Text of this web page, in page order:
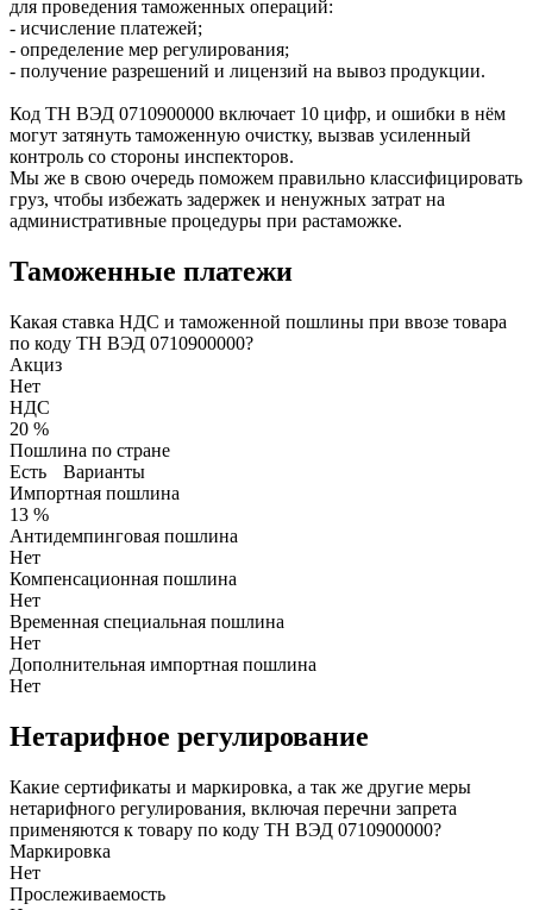
для проведения таможенных операций:
- исчисление платежей;
- определение мер регулирования;
- получение разрешений и лицензий на вывоз продукции.
Код ТН ВЭД 0710900000 включает 10 цифр, и ошибки в нём
могут затянуть таможенную очистку, вызвав усиленный
контроль со стороны инспекторов.
Мы же в свою очередь поможем правильно классифицировать
груз, чтобы избежать задержек и ненужных затрат на
административные процедуры при растаможке.
Таможенные платежи
Какая ставка НДС и таможенной пошлины при ввозе товара
по коду ТН ВЭД 0710900000?
Акциз
Нет
НДС
20 %
Пошлина по стране
Есть
Варианты
Импортная пошлина
13 %
Антидемпинговая пошлина
Нет
Компенсационная пошлина
Нет
Временная специальная пошлина
Нет
Дополнительная импортная пошлина
Нет
Нетарифное регулирование
Какие сертификаты и маркировка, а так же другие меры
нетарифного регулирования, включая перечни запрета
применяются к товару по коду ТН ВЭД 0710900000?
Маркировка
Нет
Прослеживаемость